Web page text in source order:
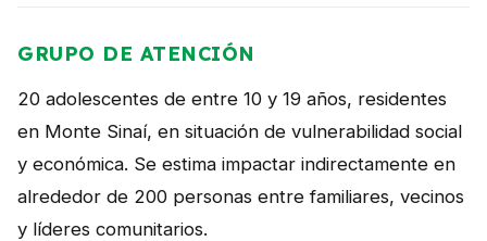
GRUPO DE ATENCIÓN
20 adolescentes de entre 10 y 19 años, residentes
en Monte Sinaí, en situación de vulnerabilidad social
y económica. Se estima impactar indirectamente en
alrededor de 200 personas entre familiares, vecinos
y líderes comunitarios.